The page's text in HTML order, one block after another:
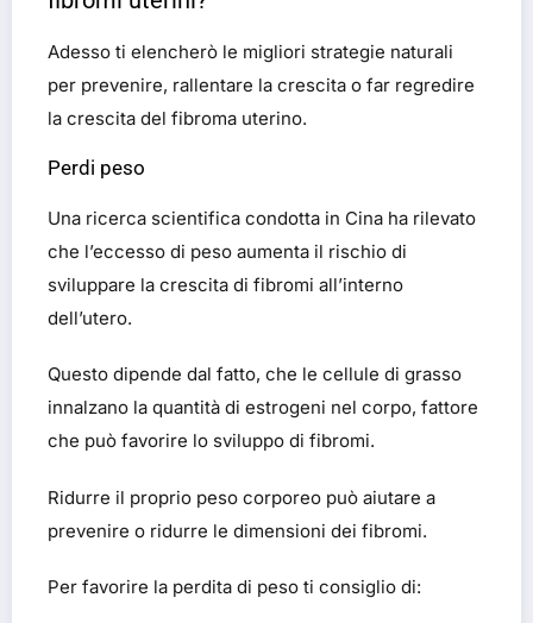
Adesso ti elencherò le migliori strategie naturali
per prevenire, rallentare la crescita o far regredire
la crescita del fibroma uterino.
Perdi peso
Una ricerca scientifica condotta in Cina ha rilevato
che l’eccesso di peso aumenta il rischio di
sviluppare la crescita di fibromi all’interno
dell’utero.
Questo dipende dal fatto, che le cellule di grasso
innalzano la quantità di estrogeni nel corpo, fattore
che può favorire lo sviluppo di fibromi.
Ridurre il proprio peso corporeo può aiutare a
prevenire o ridurre le dimensioni dei fibromi.
Per favorire la perdita di peso ti consiglio di: